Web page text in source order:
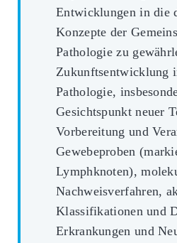
Entwicklungen in die
Konzepte der
Pathologie zu
Zukunftsentwicklung
Pathologie,
Gesichtspunkt neuer
Vorbereitung und
Gewebeproben
Lymphknoten),
Nachweisverfahren,
Klassifikationen und
Erkrankungen und